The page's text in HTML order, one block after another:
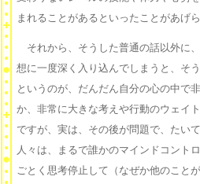
まれることがあるといったことがあげら
それから、そうした普通の話以外に
想に一度深く入り込んでしまうと、そ
というのが、だんだん自分の心の中で
か、非常に大きな考えや行動のウェイ
ですが、実は、その後が問題で、たい
人々は、まるで誰かのマインドコント
ごとく思考停止して（なぜか他のこと